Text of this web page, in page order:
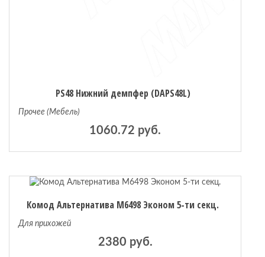
PS48 Нижний демпфер (DAPS48L)
Прочее (Мебель)
1060.72 руб.
Комод Альтернатива М6498 Эконом 5-ти секц.
Для прихожей
2380 руб.